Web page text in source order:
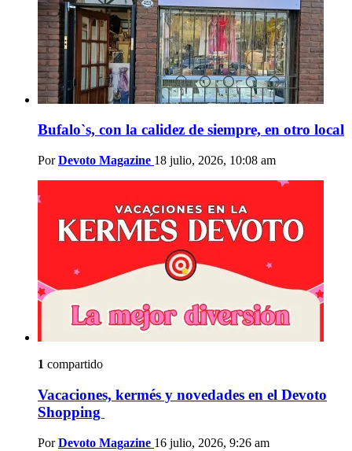
Bufalo`s, con la calidez de siempre, en otro local
Por Devoto Magazine 18 julio, 2026, 10:08 am
1 compartido
Vacaciones, kermés y novedades en el Devoto
Shopping
Por Devoto Magazine 16 julio, 2026, 9:26 am